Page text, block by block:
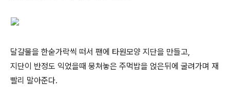
달걀물을 한숟가락씩 떠서 팬에 타원모양 지단을 만들고,
지단이 반정도 익었을때 뭉쳐놓은 주먹밥을 얹은뒤에 굴려가며 재
빨리 말아준다.